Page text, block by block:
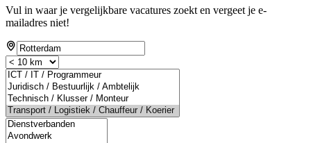
Vul in waar je vergelijkbare vacatures zoekt en vergeet je e-
mailadres niet!